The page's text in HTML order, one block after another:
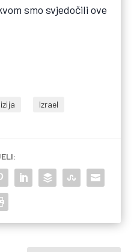
smo svjedočili ove
Izrael